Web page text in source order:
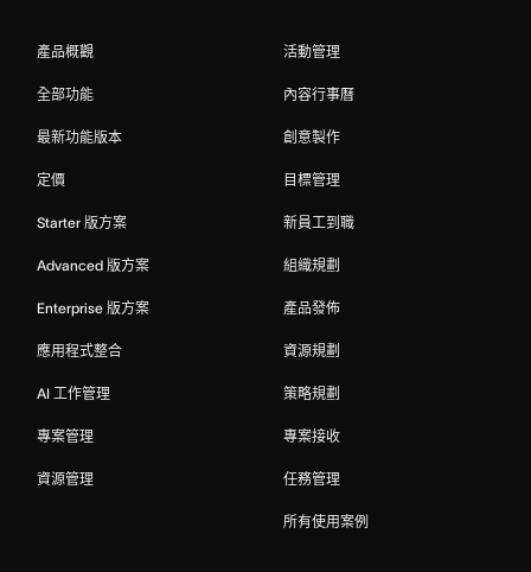
產品概觀
全部功能
最新功能版本
定價
Starter 版方案
Advanced 版方案
Enterprise 版方案
應用程式整合
AI 工作管理
專案管理
資源管理
活動管理
內容行事曆
創意製作
目標管理
新員工到職
組織規劃
產品發佈
資源規劃
策略規劃
專案接收
任務管理
所有使用案例